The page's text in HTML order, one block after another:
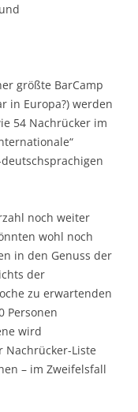
größte BarCamp
in Europa?) werden
54 Nachrücker im
noch weiter
wohl noch
in den Genuss der
der
zu erwartenden
Personen
wird
Nachrücker-Liste
– im Zweifelsfall